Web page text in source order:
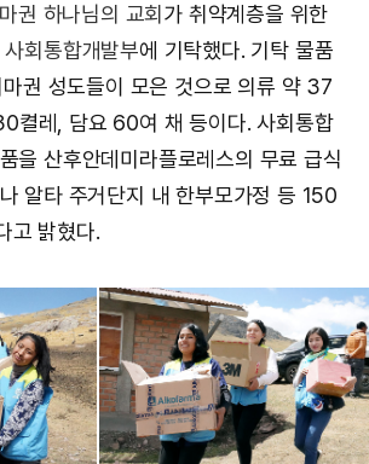
권 하나님의 교회 가 취약계층을 위한
사회통합개발부에 기탁했다. 기탁 물품
권 성도들이 모은 것으로 의류 약 37
켤레, 담요 60여 채 등이다. 사회통합
을 산후안데미라플로레스의 무료 급식
알타 주거단지 내 한부모가정 등 150
고 밝혔다.